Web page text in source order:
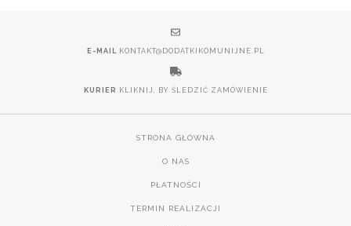
E-MAIL KONTAKT@DODATKIKOMUNIJNE.PL
KURIER KLIKNIJ, BY ŚLEDZIĆ ZAMÓWIENIE
STRONA GŁÓWNA
O NAS
PŁATNOŚCI
TERMIN REALIZACJI